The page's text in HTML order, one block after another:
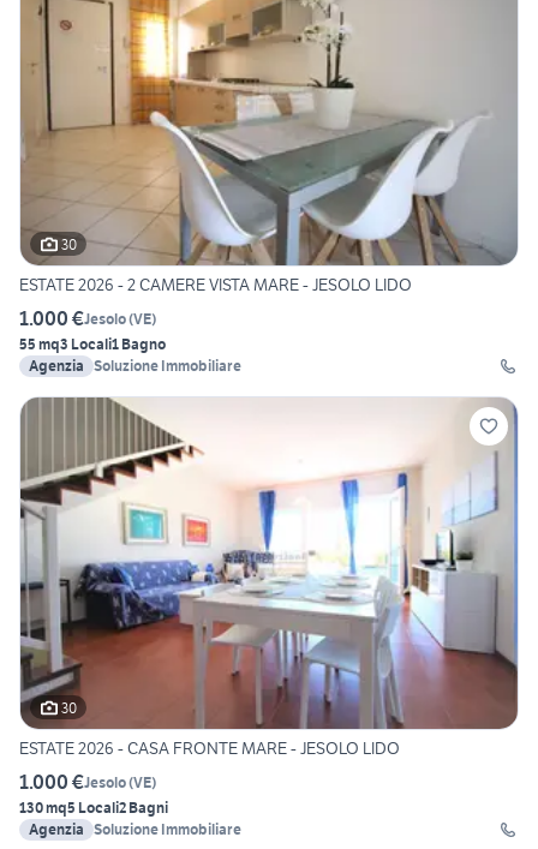
30
ESTATE 2026 - 2 CAMERE VISTA MARE - JESOLO LIDO
1.000 €Jesolo(VE)
55 mq3 Locali1 Bagno
Agenzia Soluzione Immobiliare
30
ESTATE 2026 - CASA FRONTE MARE - JESOLO LIDO
1.000 €Jesolo(VE)
130 mq5 Locali2 Bagni
Agenzia Soluzione Immobiliare